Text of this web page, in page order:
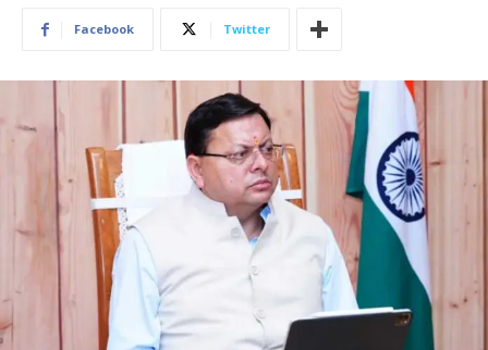
Facebook Twitter